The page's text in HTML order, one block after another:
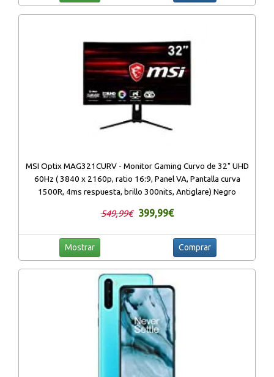
MSI Optix MAG321CURV - Monitor Gaming Curvo de 32" UHD
60Hz ( 3840 x 2160p, ratio 16:9, Panel VA, Pantalla curva
1500R, 4ms respuesta, brillo 300nits, Antiglare) Negro
549,99€ 399,99€
Mostrar Comprar